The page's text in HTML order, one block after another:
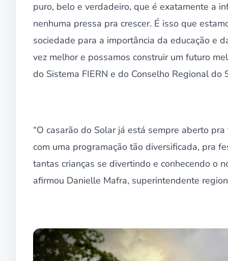
puro, belo e verdadeiro, que é exatamente a
nenhuma pressa pra crescer. É isso que
sociedade para a importância da educação e
vez melhor e possamos construir um futuro
do Sistema FIERN e do Conselho Regional do
“O casarão do Solar já está sempre aberto
com uma programação tão diversificada, pra
tantas crianças se divertindo e conhecendo o
afirmou Danielle Mafra, superintendente